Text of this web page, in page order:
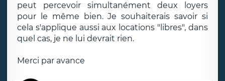
peut percevoir simultanément deux loyers
pour le même bien. Je souhaiterais savoir si
cela s'applique aussi aux locations "libres", dans
quel cas, je ne lui devrait rien.
Merci par avance